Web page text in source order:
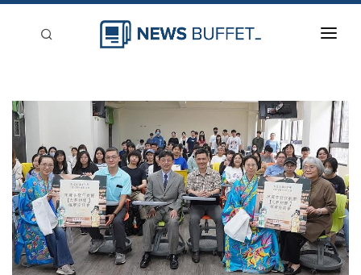
新聞稿分類
刊登